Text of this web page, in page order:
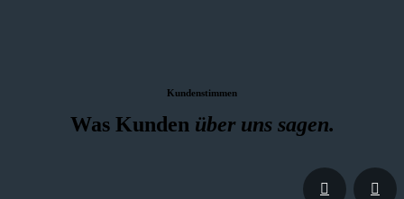
Kundenstimmen
Was Kunden über uns sagen.